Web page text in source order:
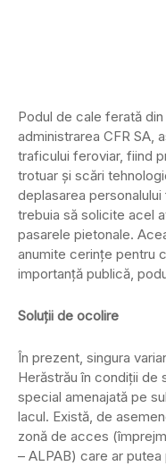
Podul de cale ferată
administrarea CFR SA,
traficului feroviar, fiind
trotuar şi scări
deplasarea
trebuia să solicite acel
pasarele pietonale.
anumite cerințe pentru
importanță publică,
Soluții de ocolire
În prezent, singura
Herăstrău în condiţii de
special amenajată pe
lacul. Există, de
zonă de acces
– ALPAB) care ar